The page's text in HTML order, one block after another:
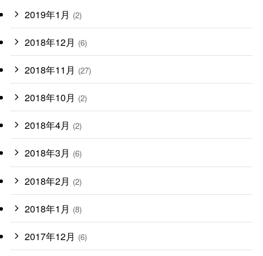
2019年1月 (2)
2018年12月 (6)
2018年11月 (27)
2018年10月 (2)
2018年4月 (2)
2018年3月 (6)
2018年2月 (2)
2018年1月 (8)
2017年12月 (6)